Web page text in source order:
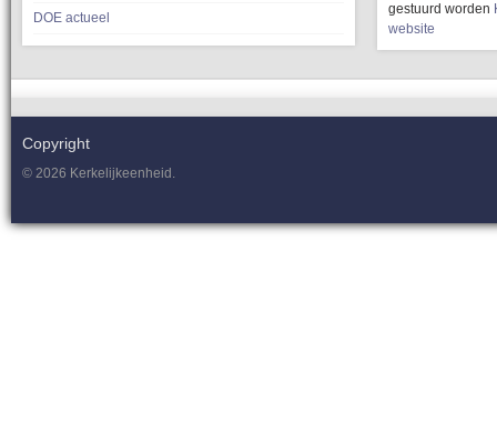
DOE actueel
gestuurd worden
website
Copyright
© 2026 Kerkelijkeenheid.